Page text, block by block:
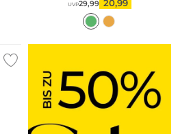
UVP29,99 20,99